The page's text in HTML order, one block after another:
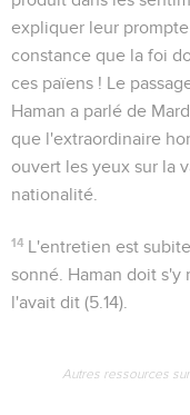
expliquer leur
constance que la foi
ces païens ! Le
Haman a parlé de
que l'extraordinaire
ouvert les yeux sur la
nationalité.
14 L'entretien est
sonné. Haman doit s'y
l'avait dit (5.14).
Autres ressources